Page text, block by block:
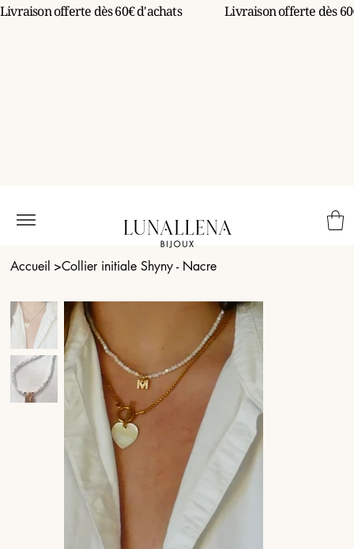
Accueil >Collier initiale Shyny - Nacre
Livraison offerte dès 60€ d'achats